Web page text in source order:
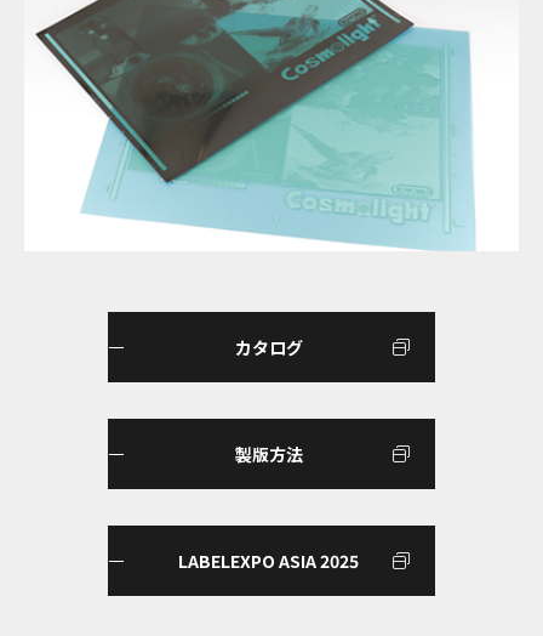
カタログ
製版方法
LABELEXPO ASIA 2025